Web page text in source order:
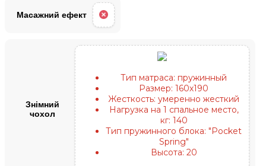
Масажний ефект
Знімний
чохол
Тип матраса: пружинный
Размер:160х190
Жесткость:умеренно жесткий
Нагрузка на 1 спальное место,
кг: 140
Тип пружинного блока: "Pocket
Spring"
Высота: 20